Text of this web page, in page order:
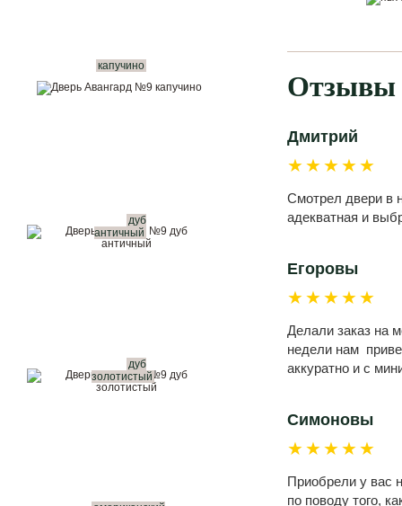
капучино
дуб
античный
дуб
золотистый
Отзывы
Дмитрий
★★★★★
Смотрел двери в
адекватная и
Егоровы
★★★★★
Делали заказ на
недели нам
аккуратно и с
Симоновы
★★★★★
Приобрели у вас
по поводу того,